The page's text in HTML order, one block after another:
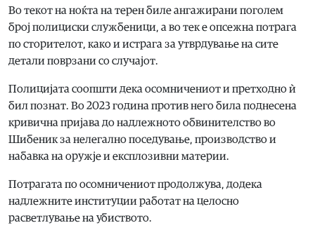
Во текот на ноќта на терен биле ангажирани поголем
број полициски службеници, а во тек е опсежна потрага
по сторителот, како и истрага за утврдување на сите
детали поврзани со случајот.
Полицијата соопшти дека осомничениот и претходно ѝ
бил познат. Во 2023 година против него била поднесена
кривична пријава до надлежното обвинителство во
Шибеник за нелегално поседување, производство и
набавка на оружје и експлозивни материи.
Потрагата по осомничениот продолжува, додека
надлежните институции работат на целосно
расветлување на убиството.